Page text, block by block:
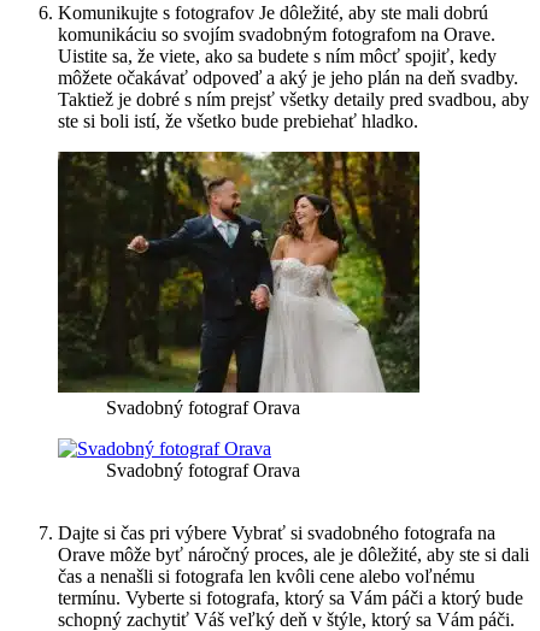
Komunikujte s fotografov Je dôležité, aby ste mali dobrú
komunikáciu so svojím svadobným fotografom na Orave.
Uistite sa, že viete, ako sa budete s ním môcť spojiť, kedy
môžete očakávať odpoveď a aký je jeho plán na deň svadby.
Taktiež je dobré s ním prejsť všetky detaily pred svadbou, aby
ste si boli istí, že všetko bude prebiehať hladko.
Svadobný fotograf Orava
Svadobný fotograf Orava
Dajte si čas pri výbere Vybrať si svadobného fotografa na
Orave môže byť náročný proces, ale je dôležité, aby ste si dali
čas a nenašli si fotografa len kvôli cene alebo voľnému
termínu. Vyberte si fotografa, ktorý sa Vám páči a ktorý bude
schopný zachytiť Váš veľký deň v štýle, ktorý sa Vám páči.